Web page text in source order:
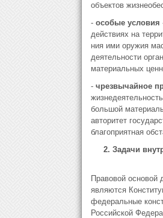
объектов
- особые условия
действиях на
ния ими оружия
деятельности
материаль­ных
- чрезвычайное
большой
авторитет
благоприятная
2. Задачи
Правовой основой
являются
федеральные
Российской